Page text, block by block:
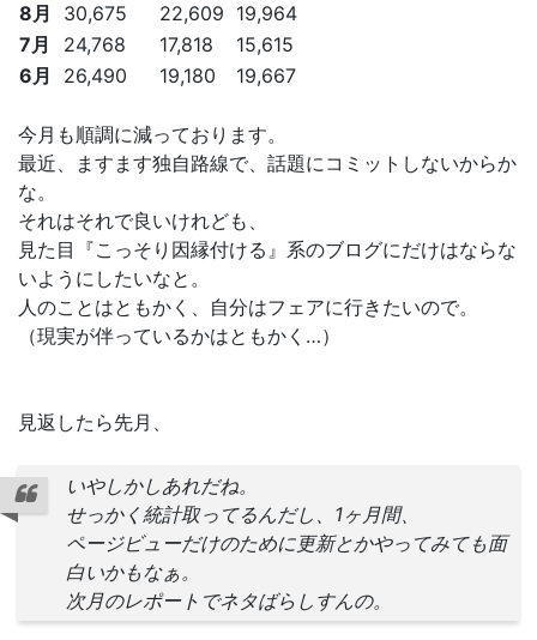
8月
30,675 22,609 19,964
7月
24,768 17,818
15,615
6月
26,490 19,180 19,667
今月も順調に減っております。
最近、ますます独自路線で、話題にコミットしないからか
な。
それはそれで良いけれども、
見た目『こっそり因縁付ける』系のブログにだけはならな
いようにしたいなと。
人のことはともかく、自分はフェアに行きたいので。
（現実が伴っているかはともかく…）
見返したら先月、
いやしかしあれだね。
せっかく統計取ってるんだし、1ヶ月間、
ページビューだけのために更新とかやってみても面
白いかもなぁ。
次月のレポートでネタばらしすんの。